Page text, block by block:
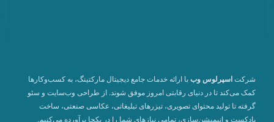
شرکت اسپرلوس وب با ارائه خدمات جامع دیجیتال مارکتینگ، به کسب‌وکارها
کمک می‌کند تا در دنیای رقابتی امروز موفق شوند. از طراحی وب‌سایت و سئو
گرفته تا تولید محتوای تصویری، تیزرهای تبلیغاتی، عکاسی صنعتی، ساخت
پادکست و انیمیشن‌سازی، تمامی نیازهای شما را در یکجا برآورده می‌کنیم.